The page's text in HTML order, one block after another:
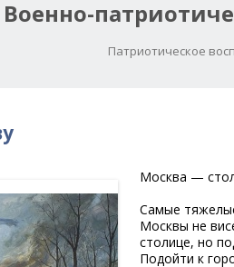
Военно-
Патриотическое
Москва —
Самые
Москвы не
столице, но
Подойти к